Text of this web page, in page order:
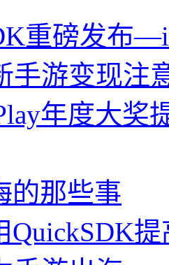
重磅发布
手游变现注
年度大奖
的那些事
QuickSDK